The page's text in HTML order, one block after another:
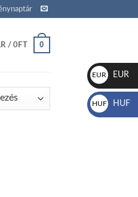
/0FT 0
EUR
€
EUR
HUF
Ft
HUF